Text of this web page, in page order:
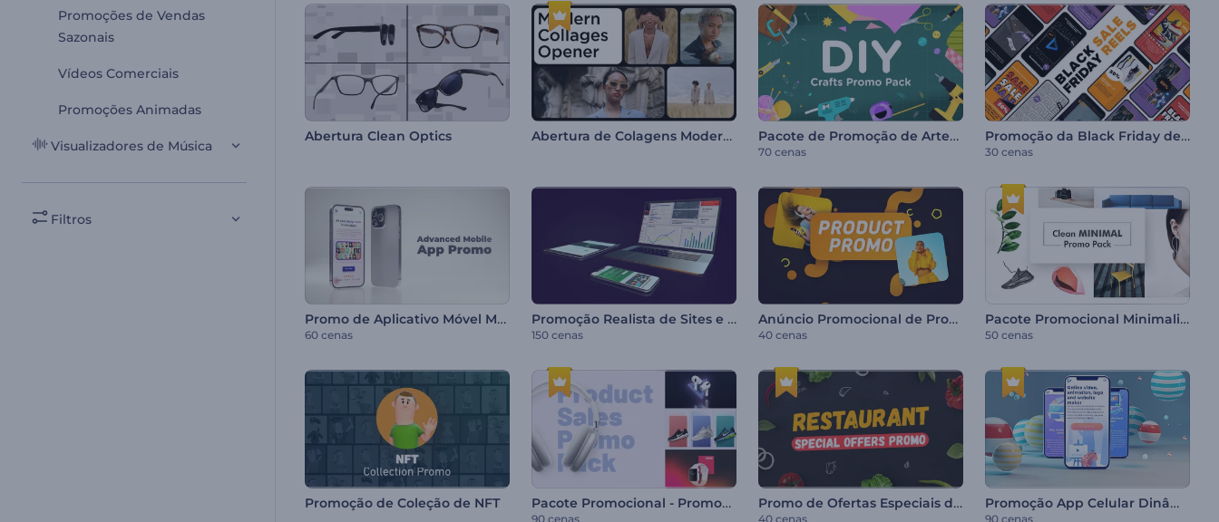
Promoções de Vendas
Sazonais
Vídeos Comerciais
Promoções Animadas
Visualizadores de Música
Filtros
Abertura Clean Optics Abertura de Colagens Modernas Pacote de Promoção de Artesanato Faça Você Mesmo
70 cenas
Promoção da Black Friday de Reels
30 cenas
Promo de Aplicativo Móvel Moderno
60 cenas
Promoção Realista de Sites e Dispositivos Móveis
150 cenas
Anúncio Promocional de Produto e Varejo
40 cenas
Pacote Promocional Minimalista
50 cenas
Promoção de Coleção de NFT Pacote Promocional - Promoção de Produtos
90 cenas
Promo de Ofertas Especiais de Restaurante
40 cenas
Promoção App Celular Dinâmico
90 cenas